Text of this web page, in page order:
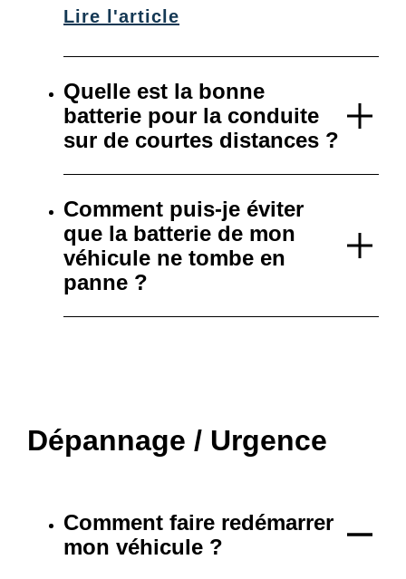
Lire l'article
Quelle est la bonne
batterie pour la conduite
sur de courtes distances ?
Comment puis-je éviter
que la batterie de mon
véhicule ne tombe en
panne ?
Dépannage / Urgence
Comment faire redémarrer
mon véhicule ?